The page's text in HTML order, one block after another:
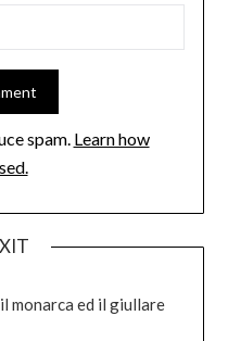
spam. Learn how
monarca ed il giullare